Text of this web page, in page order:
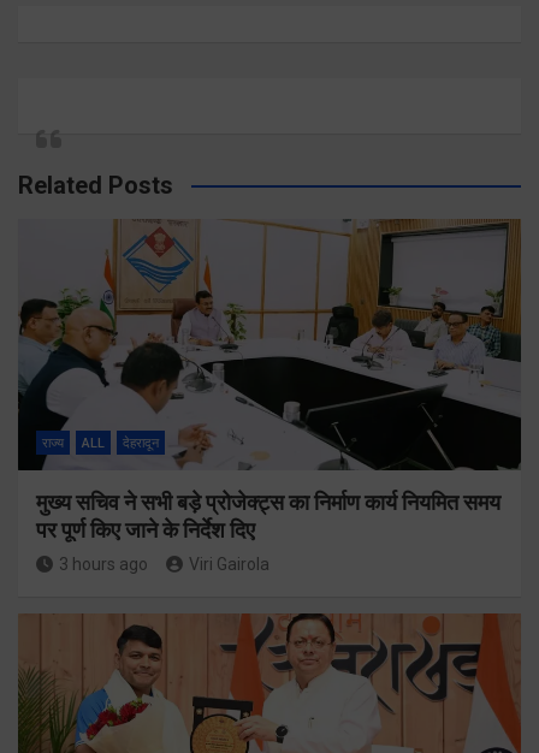
Related Posts
राज्य ALL देहरादून
मुख्य सचिव ने सभी बड़े प्रोजेक्ट्स का निर्माण कार्य नियमित समय
पर पूर्ण किए जाने के निर्देश दिए
3 hours ago Viri Gairola